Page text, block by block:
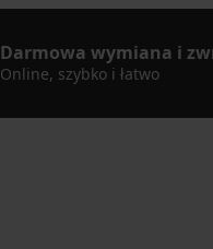
Darmowa wymiana i
Online, szybko i łatwo